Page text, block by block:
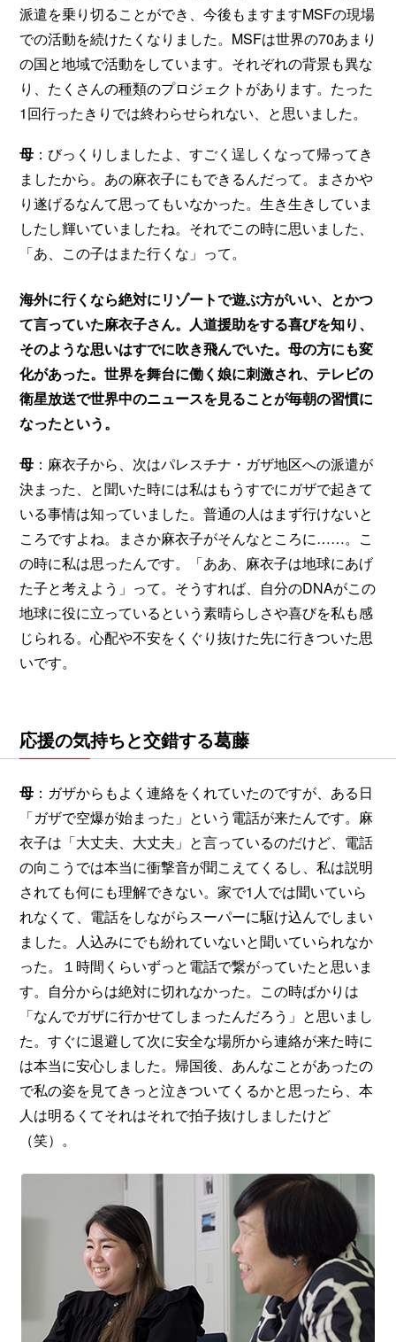
派遣を乗り切ることができ、今後もますますMSFの現場
での活動を続けたくなりました。MSFは世界の70あまり
の国と地域で活動をしています。それぞれの背景も異な
り、たくさんの種類のプロジェクトがあります。たった
1回行ったきりでは終わらせられない、と思いました。
母 ：びっくりしましたよ、すごく逞しくなって帰ってき
ましたから。あの麻衣子にもできるんだって。まさかや
り遂げるなんて思ってもいなかった。生き生きしていま
したし輝いていましたね。それでこの時に思いました、
「あ、この子はまた行くな」って。
海外に行くなら絶対にリゾートで遊ぶ方がいい、とかつ
て言っていた麻衣子さん。人道援助をする喜びを知り、
そのような思いはすでに吹き飛んでいた。母の方にも変
化があった。世界を舞台に働く娘に刺激され、テレビの
衛星放送で世界中のニュースを見ることが毎朝の習慣に
なったという。
母 ：麻衣子から、次はパレスチナ・ガザ地区への派遣が
決まった、と聞いた時には私はもうすでにガザで起きて
いる事情は知っていました。普通の人はまず行けないと
ころですよね。まさか麻衣子がそんなところに……。こ
の時に私は思ったんです。「ああ、麻衣子は地球にあげ
た子と考えよう」って。そうすれば、自分のDNAがこの
地球に役に立っているという素晴らしさや喜びを私も感
じられる。心配や不安をくぐり抜けた先に行きついた思
いです。
応援の気持ちと交錯する葛藤
母 ：ガザからもよく連絡をくれていたのですが、ある日
「ガザで空爆が始まった」という電話が来たんです。麻
衣子は「大丈夫、大丈夫」と言っているのだけど、電話
の向こうでは本当に衝撃音が聞こえてくるし、私は説明
されても何にも理解できない。家で1人では聞いていら
れなくて、電話をしながらスーパーに駆け込んでしまい
ました。人込みにでも紛れていないと聞いていられなか
った。１時間くらいずっと電話で繋がっていたと思いま
す。自分からは絶対に切れなかった。この時ばかりは
「なんでガザに行かせてしまったんだろう」と思いまし
た。すぐに退避して次に安全な場所から連絡が来た時に
は本当に安心しました。帰国後、あんなことがあったの
で私の姿を見てきっと泣きついてくるかと思ったら、本
人は明るくてそれはそれで拍子抜けしましたけど
（笑）。